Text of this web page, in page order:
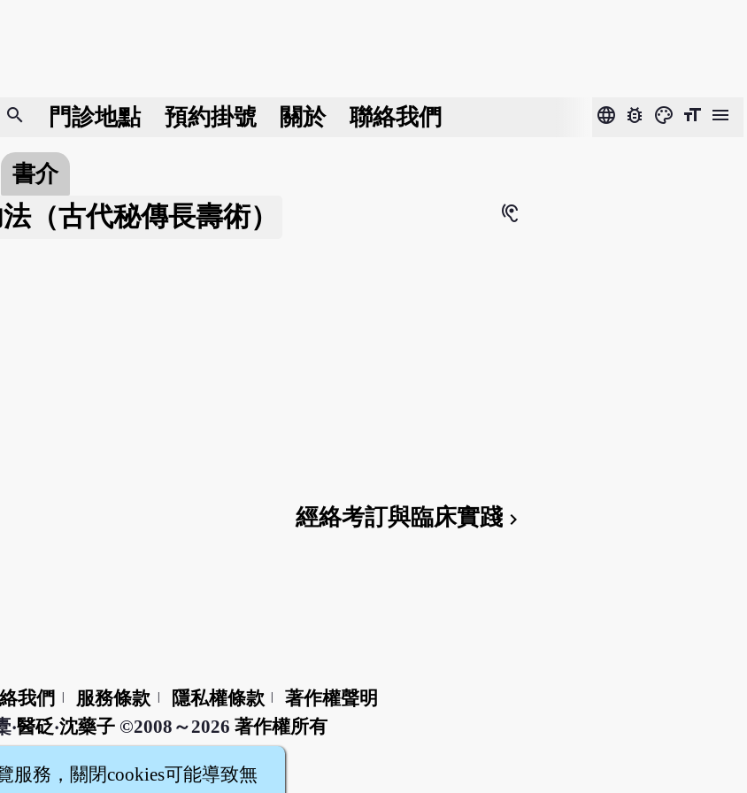
search 門診地點 預約掛號 關於 聯絡我們 language bug_report color_lens format_size menu
書介
（古代秘傳長壽術） hearing
經絡考訂與臨床實踐chevron_right
我們 服務條款 隱私權條款
著作權聲明
‧醫砭‧沈藥子©2008～2026 著作權所有
服務，關閉cookies可能導致無